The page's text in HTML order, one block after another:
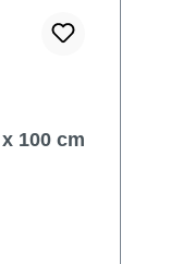
100 cm